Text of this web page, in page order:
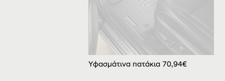
Υφασμάτινα πατάκια 70,94€